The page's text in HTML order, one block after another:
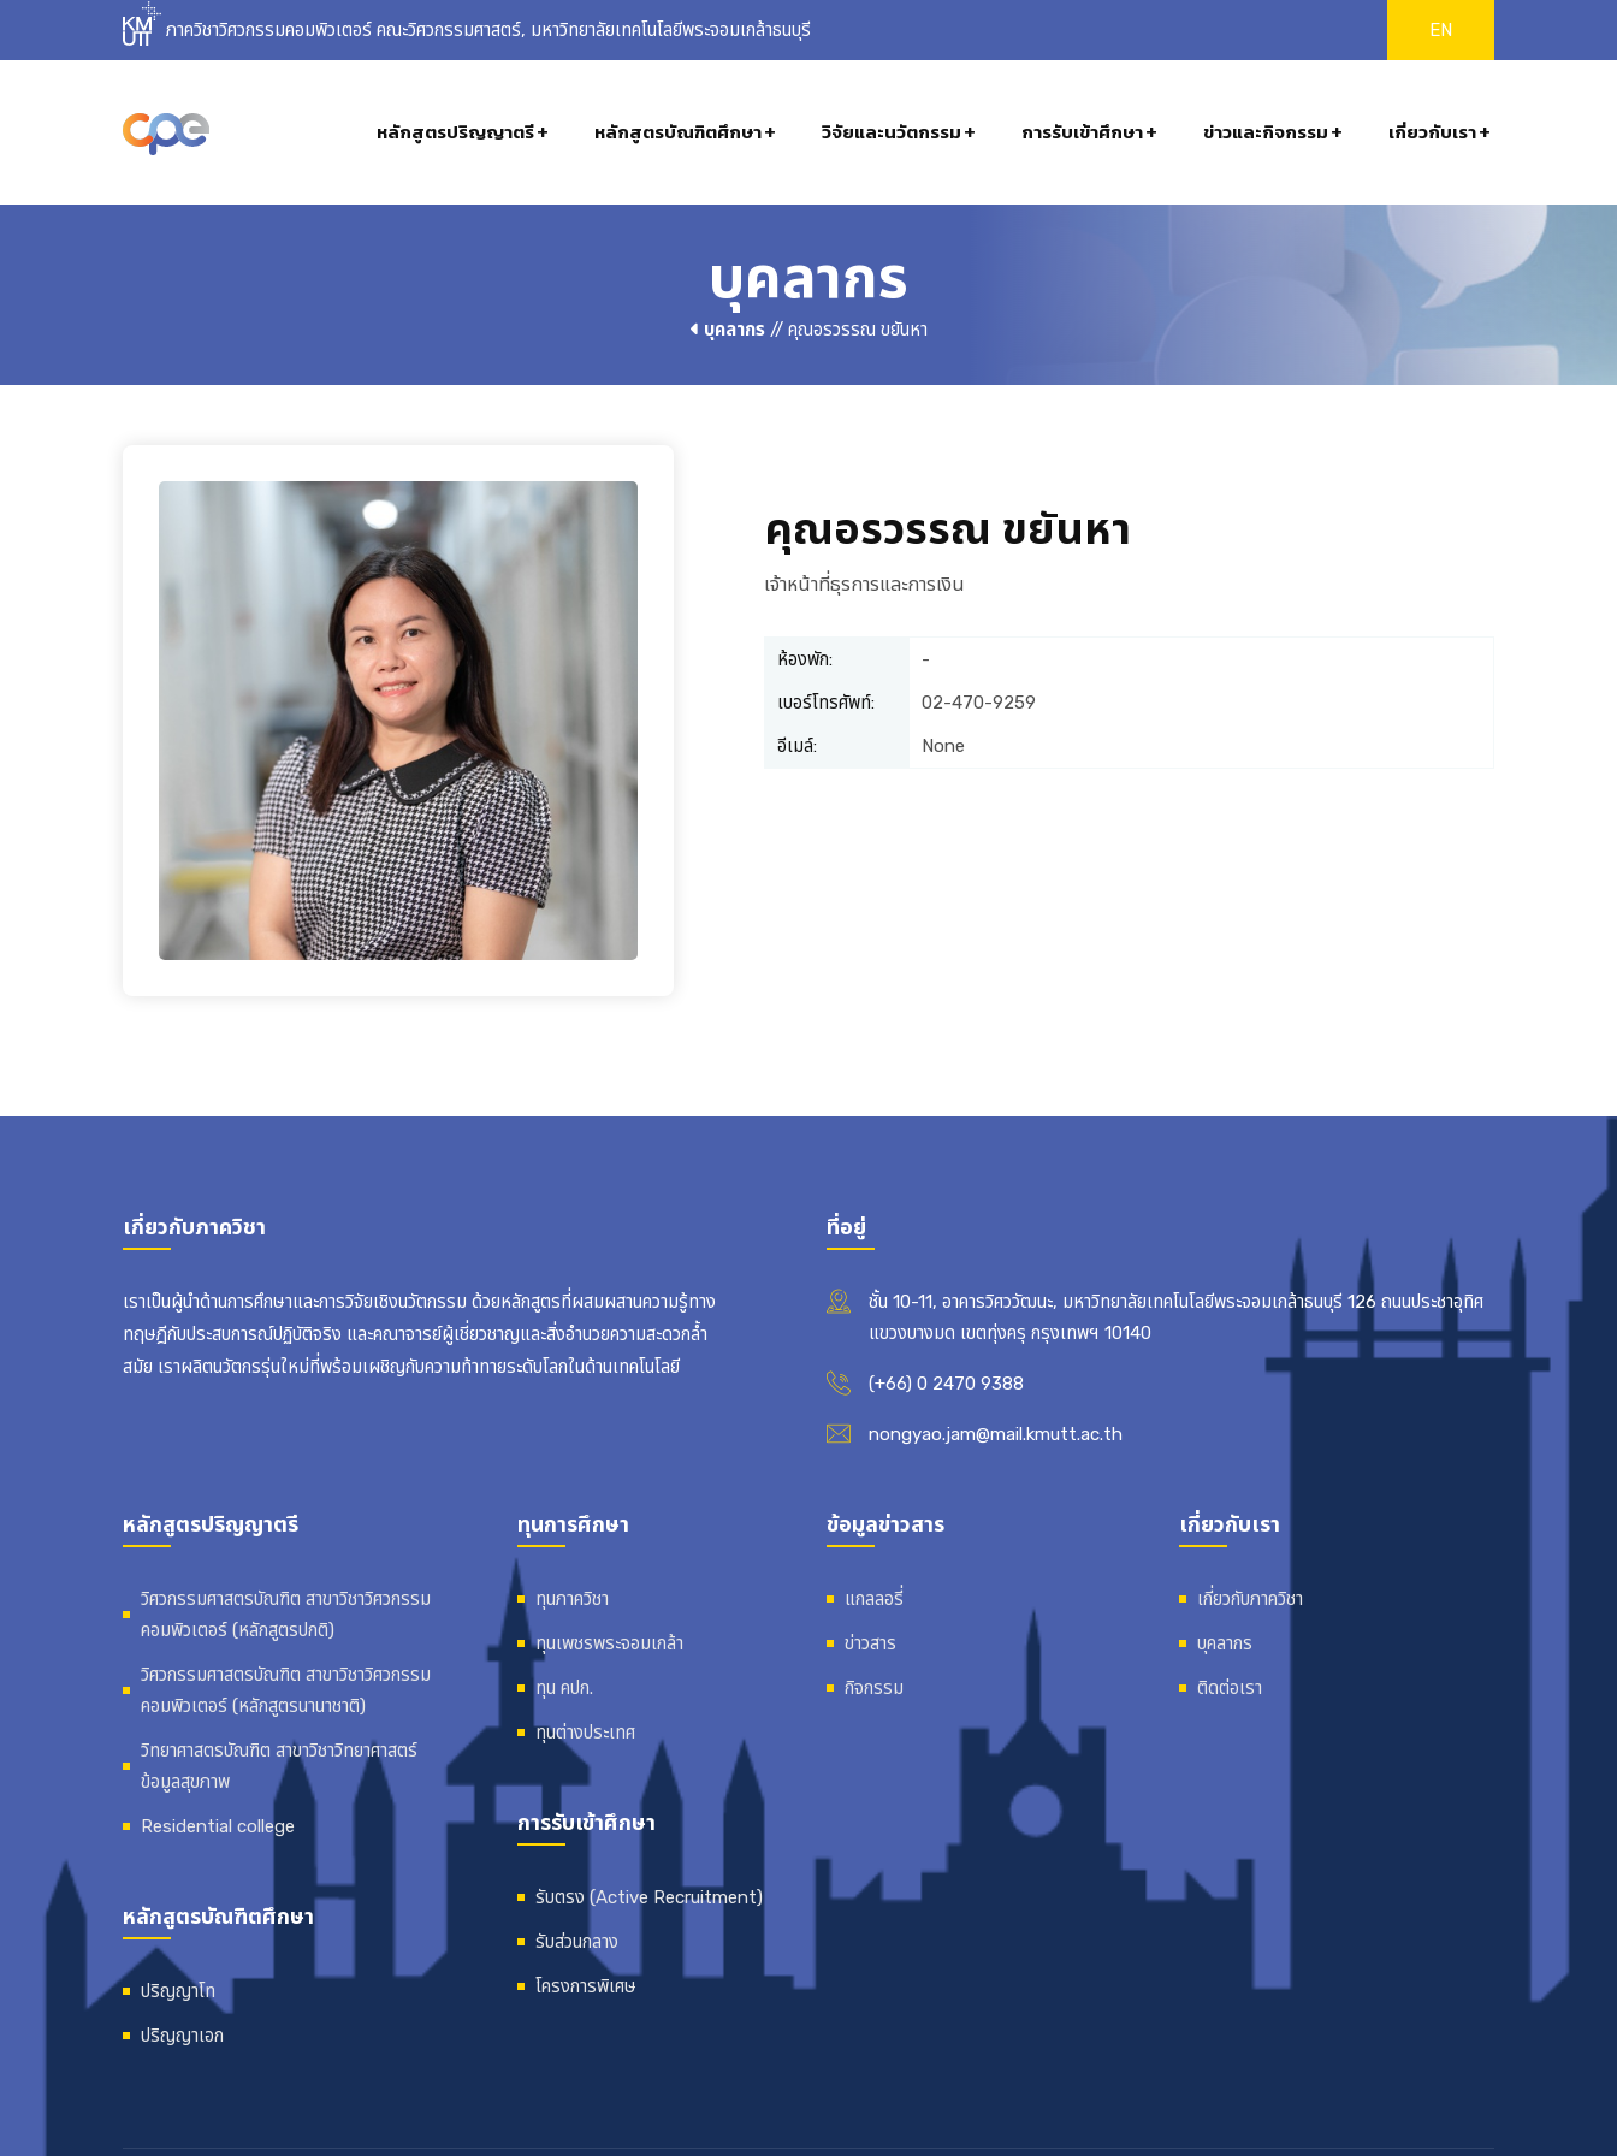
ภาควิชาวิศวกรรมคอมพิวเตอร์ คณะวิศวกรรมศาสตร์, มหาวิทยาลัยเทคโนโลยีพระจอมเกล้าธนบุรี EN
หลักสูตรปริญญาตรี หลักสูตรบัณฑิตศึกษา วิจัยและนวัตกรรม การรับเข้าศึกษา ข่าวและกิจกรรม เกี่ยวกับเรา
บุคลากร
บุคลากร// คุณอรวรรณ ขยันหา
คุณอรวรรณ ขยันหา
เจ้าหน้าที่ธุรการและการเงิน
ห้องพัก:
-
เบอร์โทรศัพท์:
02-470-9259
อีเมล์:
None
เกี่ยวกับภาควิชา
เราเป็นผู้นำด้านการศึกษาและการวิจัยเชิงนวัตกรรม ด้วยหลักสูตรที่ผสมผสานความรู้ทาง
ทฤษฎีกับประสบการณ์ปฏิบัติจริง และคณาจารย์ผู้เชี่ยวชาญและสิ่งอำนวยความสะดวกล้ำ
สมัย เราผลิตนวัตกรรุ่นใหม่ที่พร้อมเผชิญกับความท้าทายระดับโลกในด้านเทคโนโลยี
ที่อยู่
ชั้น 10-11, อาคารวิศววัฒนะ, มหาวิทยาลัยเทคโนโลยีพระจอมเกล้าธนบุรี 126 ถนนประชาอุทิศ
แขวงบางมด เขตทุ่งครุ กรุงเทพฯ 10140
(+66) 0 2470 9388
nongyao.jam@mail.kmutt.ac.th
หลักสูตรปริญญาตรี
วิศวกรรมศาสตรบัณฑิต สาขาวิชาวิศวกรรม
คอมพิวเตอร์ (หลักสูตรปกติ)
วิศวกรรมศาสตรบัณฑิต สาขาวิชาวิศวกรรม
คอมพิวเตอร์ (หลักสูตรนานาชาติ)
วิทยาศาสตรบัณฑิต สาขาวิชาวิทยาศาสตร์
ข้อมูลสุขภาพ
Residential college
หลักสูตรบัณฑิตศึกษา
ปริญญาโท
ปริญญาเอก
ทุนการศึกษา
ทุนภาควิชา
ทุนเพชรพระจอมเกล้า
ทุน คปก.
ทุนต่างประเทศ
การรับเข้าศึกษา
รับตรง (Active Recruitment)
รับส่วนกลาง
โครงการพิเศษ
ข้อมูลข่าวสาร
แกลลอรี่
ข่าวสาร
กิจกรรม
เกี่ยวกับเรา
เกี่ยวกับภาควิชา
บุคลากร
ติดต่อเรา